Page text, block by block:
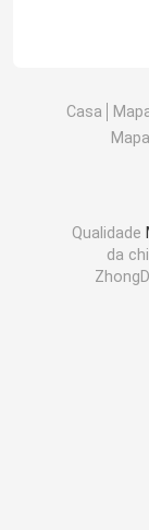
Casa
Qualidade
da